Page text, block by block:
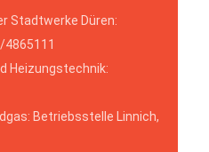
Stadtwerke Düren:
4865111
Heizungstechnik:
Betriebsstelle Linnich,